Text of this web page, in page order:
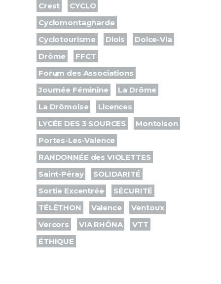
Crest
CYCLO
Cyclomontagnarde
Cyclotourisme
Diois
Dolce-Via
Drôme
FFCT
Forum des Associations
Journée Féminine
La Drôme
La Drômoise
Licences
LYCÉE DES 3 SOURCES
Montoison
Portes-Les-Valence
RANDONNÉE des VIOLETTES
Saint-Péray
SOLIDARITÉ
Sortie Excentrée
SÉCURITÉ
TÉLÉTHON
Valence
Ventoux
Vercors
VIA RHÔNA
VTT
ÉTHIQUE